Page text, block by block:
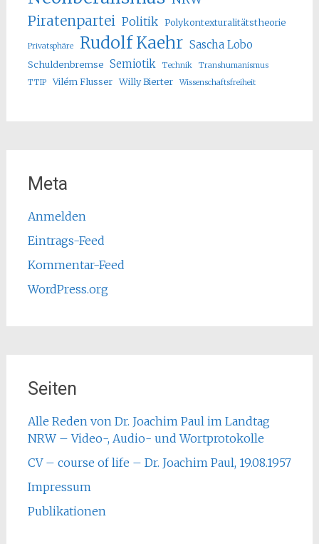
Piratenpartei Politik Polykontexturalitätstheorie
Privatsphäre Rudolf Kaehr Sascha Lobo
Schuldenbremse Semiotik Technik
Transhumanismus
TTIP
Vilém Flusser Willy Bierter Wissenschaftsfreiheit
Meta
Anmelden
Eintrags-Feed
Kommentar-Feed
WordPress.org
Seiten
Alle Reden von Dr. Joachim Paul im Landtag
NRW – Video-, Audio- und Wortprotokolle
CV – course of life – Dr. Joachim Paul, 19.08.1957
Impressum
Publikationen